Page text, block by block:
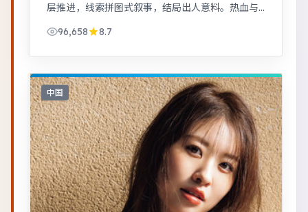
层推进，线索拼图式叙事，结局出人意料。热血与
96,658
8.7
中国